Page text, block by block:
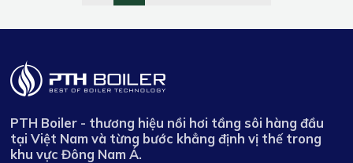
PTH Boiler - thương hiệu nồi hơi tầng sôi hàng đầu
tại Việt Nam và từng bước khẳng định vị thế trong
khu vực Đông Nam Á.